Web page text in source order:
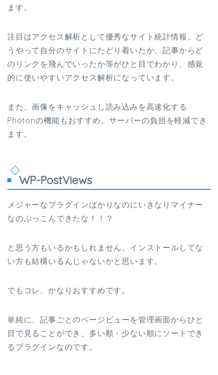
ます。
注目はアクセス解析として優秀なサイト統計情報。ど
うやって自分のサイトにたどり着いたか、記事からど
のリンクを飛んでいったか等がひと目でわかり、感覚
的に使いやすいアクセス解析になっています。
また、画像をキャッシュし読み込みを高速化する
Photonの機能もおすすめ。サーバーの負担を軽減でき
ます。
WP-PostViews
メジャーなプラグインばかりなのにいきなりマイナー
なのぶっこんできたな！！？
と思う方もいるかもしれません。インストールしてな
い方も結構いるんじゃないかと思います。
でもコレ、かなりおすすめです。
単純に、記事ごとのページビューを管理画面からひと
目で見ることができ、多い順・少ない順にソートでき
るプラグインなのです。